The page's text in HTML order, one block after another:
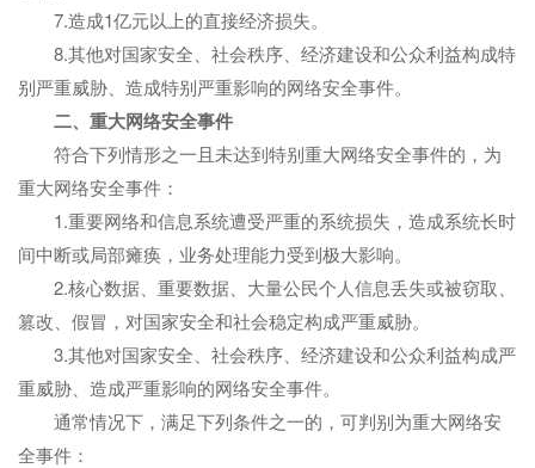
7.造成1亿元以上的直接经济损失。
8.其他对国家安全、社会秩序、经济建设和公众利益构成特
别严重威胁、造成特别严重影响的网络安全事件。
二、 重大网络安全事件
符合下列情形之一且未达到特别重大网络安全事件的，为
重大网络安全事件：
1.重要网络和信息系统遭受严重的系统损失，造成系统长时
间中断或局部瘫痪，业务处理能力受到极大影响。
2.核心数据、重要数据、大量公民个人信息丢失或被窃取、
篡改、假冒，对国家安全和社会稳定构成严重威胁。
3.其他对国家安全、社会秩序、经济建设和公众利益构成严
重威胁、造成严重影响的网络安全事件。
通常情况下，满足下列条件之一的，可判别为重大网络安
全事件：